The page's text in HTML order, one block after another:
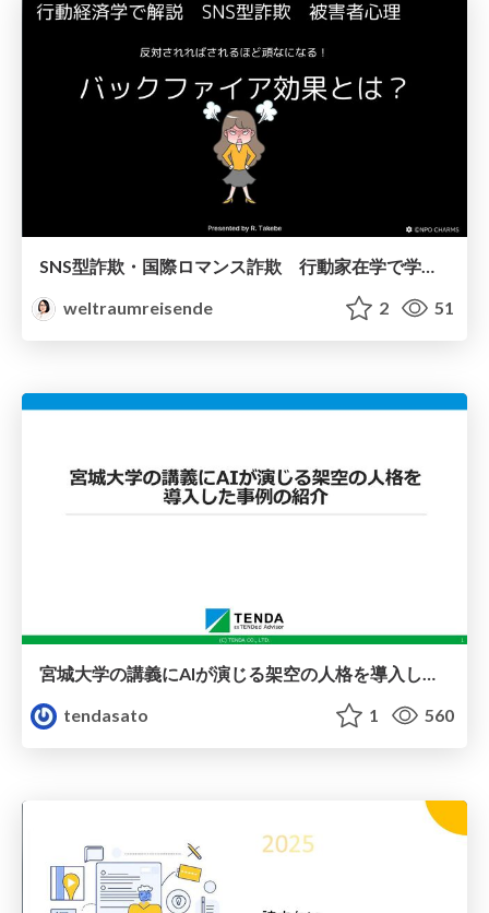
SNS型詐欺・国際ロマンス詐欺 行動家在学で学ぶ被害者心理 バックファイア効果とは
weltraumreisende
2 51
tendasato
1 560